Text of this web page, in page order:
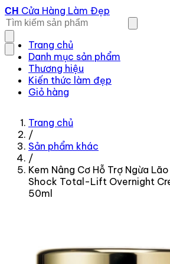
CH Cửa Hàng Làm Đẹp
Trang chủ
Danh mục sản phẩm
Thương hiệu
Kiến thức làm đẹp
Giỏ hàng
Trang chủ
/
Sản phẩm khác
/
Kem Nâng Cơ Hỗ Trợ Ngừa
Shock Total-Lift Overnight
50ml